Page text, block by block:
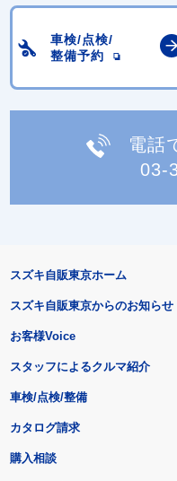
車検/点検/
整備予約
電話
03-
スズキ自販東京ホーム
スズキ自販東京からのお知らせ
お客様Voice
スタッフによるクルマ紹介
車検/点検/整備
カタログ請求
購入相談